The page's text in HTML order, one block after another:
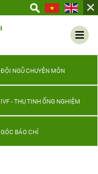
ĐỘI NGŨ CHUYÊN MÔN
IVF - THỤ TINH ỐNG NGHIỆM
GÓC BÁO CHÍ